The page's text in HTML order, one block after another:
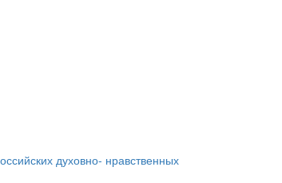
духовно- нравственных